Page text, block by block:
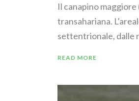
Il canapino
transahariana.
settentrionale, dalle
READ MORE